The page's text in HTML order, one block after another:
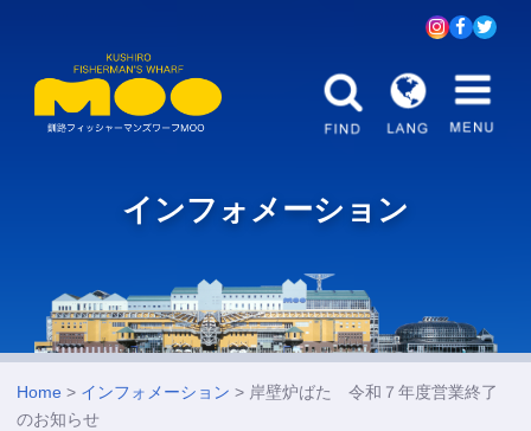
インフォメーション
Home > インフォメーション > 岸壁炉ばた 令和７年度営業終了
のお知らせ